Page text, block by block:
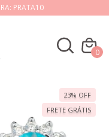
PRATA10
0
23% OFF
FRETE GRÁTIS